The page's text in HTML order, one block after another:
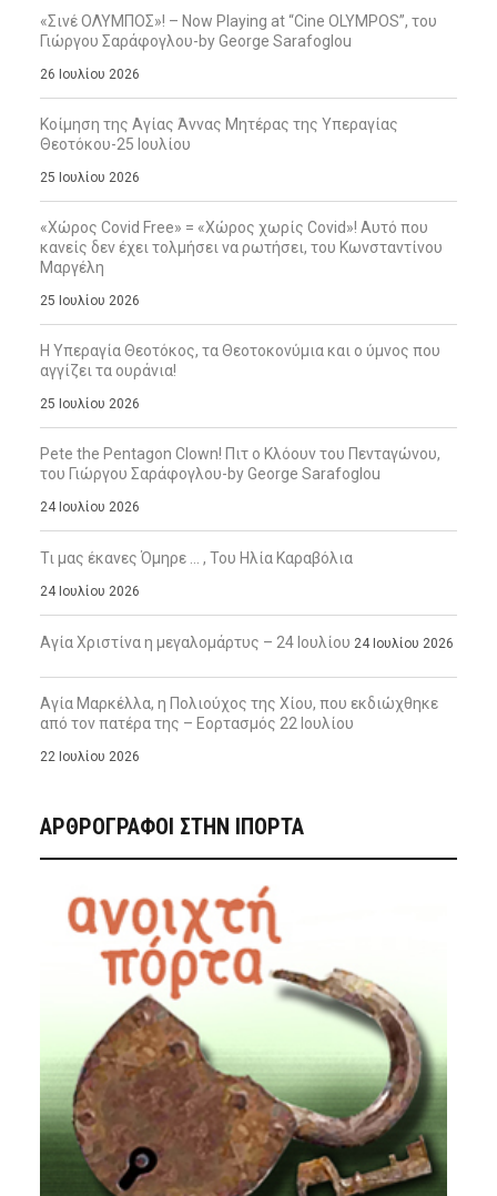
«Σινέ ΟΛΥΜΠΟΣ»! – Now Playing at “Cine OLYMPOS”, του
Γιώργου Σαράφογλου-by George Sarafoglou
26 Ιουλίου 2026
Κοίμηση της Αγίας Άννας Μητέρας της Υπεραγίας
Θεοτόκου-25 Ιουλίου
25 Ιουλίου 2026
«Χώρος Covid Free» = «Χώρος χωρίς Covid»! Αυτό που
κανείς δεν έχει τολμήσει να ρωτήσει, του Κωνσταντίνου
Μαργέλη
25 Ιουλίου 2026
Η Υπεραγία Θεοτόκος, τα Θεοτοκονύμια και ο ύμνος που
αγγίζει τα ουράνια!
25 Ιουλίου 2026
Pete the Pentagon Clown! Πιτ ο Κλόουν του Πενταγώνου,
του Γιώργου Σαράφογλου-by George Sarafoglou
24 Ιουλίου 2026
Τι μας έκανες Όμηρε … , Του Ηλία Καραβόλια
24 Ιουλίου 2026
Αγία Χριστίνα η μεγαλομάρτυς – 24 Ιουλίου 24 Ιουλίου 2026
Αγία Μαρκέλλα, η Πολιούχος της Χίου, που εκδιώχθηκε
από τον πατέρα της – Εορτασμός 22 Ιουλίου
22 Ιουλίου 2026
ΑΡΘΡΟΓΡΑΦΟΙ ΣΤΗΝ IΠΟΡΤΑ